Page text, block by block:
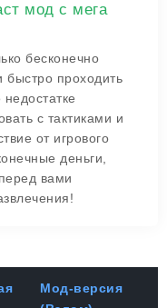
мод с мега
бесконечно
быстро проходить
с тактиками и
от игрового
деньги,
вами
Мод-версия